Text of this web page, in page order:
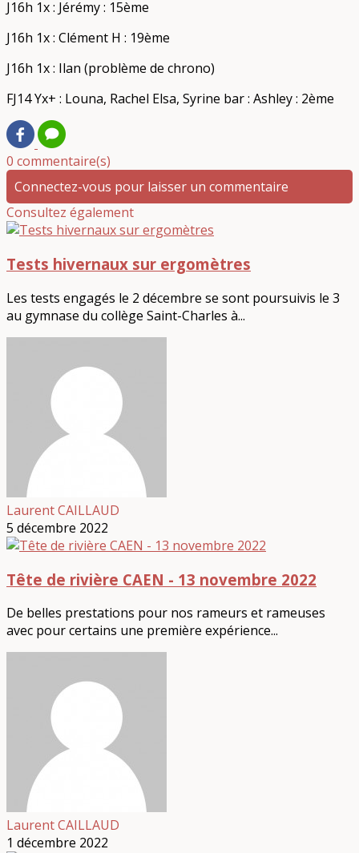
J16h 1x : Jérémy : 15ème
J16h 1x : Clément H : 19ème
J16h 1x : Ilan (problème de chrono)
FJ14 Yx+ : Louna, Rachel Elsa, Syrine bar : Ashley : 2ème
0 commentaire(s)
Connectez-vous pour laisser un commentaire
Consultez également
Tests hivernaux sur ergomètres
Les tests engagés le 2 décembre se sont poursuivis le 3
au gymnase du collège Saint-Charles à...
Laurent CAILLAUD
5 décembre 2022
Tête de rivière CAEN - 13 novembre 2022
De belles prestations pour nos rameurs et rameuses
avec pour certains une première expérience...
Laurent CAILLAUD
1 décembre 2022